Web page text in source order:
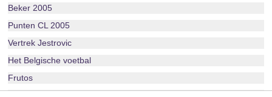
Beker 2005
Punten CL 2005
Vertrek Jestrovic
Het Belgische voetbal
Frutos